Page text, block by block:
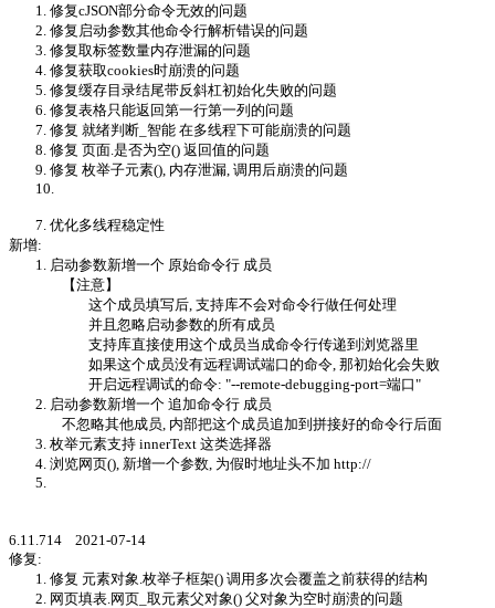
1. 修复cJSON部分命令无效的问题
2. 修复启动参数其他命令行解析错误的问题
3. 修复取标签数量内存泄漏的问题
4. 修复获取cookies时崩溃的问题
5. 修复缓存目录结尾带反斜杠初始化失败的问题
6. 修复表格只能返回第一行第一列的问题
7. 修复 就绪判断_智能 在多线程下可能崩溃的问题
8. 修复 页面.是否为空() 返回值的问题
9. 修复 枚举子元素(), 内存泄漏, 调用后崩溃的问题
10.
7. 优化多线程稳定性
新增:
1. 启动参数新增一个 原始命令行 成员
【注意】
这个成员填写后, 支持库不会对命令行做任何处理
并且忽略启动参数的所有成员
支持库直接使用这个成员当成命令行传递到浏览器里
如果这个成员没有远程调试端口的命令, 那初始化会失败
开启远程调试的命令: "--remote-debugging-port=端口"
2. 启动参数新增一个 追加命令行 成员
不忽略其他成员, 内部把这个成员追加到拼接好的命令行后面
3. 枚举元素支持 innerText 这类选择器
4. 浏览网页(), 新增一个参数, 为假时地址头不加 http://
5.
6.11.714 2021-07-14
修复:
1. 修复 元素对象.枚举子框架() 调用多次会覆盖之前获得的结构
2. 网页填表.网页_取元素父对象() 父对象为空时崩溃的问题